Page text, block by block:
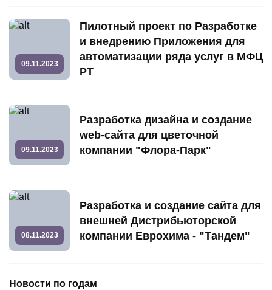
09.11.2023
Пилотный проект по Разработке
и внедрению Приложения для
автоматизации ряда услуг в МФЦ
РТ
09.11.2023
Разработка дизайна и создание
web-сайта для цветочной
компании "Флора-Парк"
08.11.2023
Разработка и создание сайта для
внешней Дистрибьюторской
компании Еврохима - "Тандем"
Новости по годам